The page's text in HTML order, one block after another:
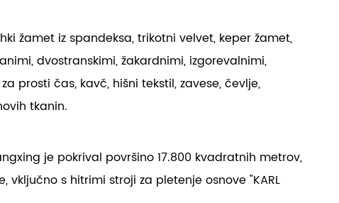
žamet iz spandeksa, trikotni velvet, keper žamet,
dvostranskimi, žakardnimi, izgorevalnimi,
prosti čas, kavč, hišni tekstil, zavese, čevlje,
tkanin.
je pokrival površino 17.800 kvadratnih metrov,
s hitrimi stroji za pletenje osnove "KARL